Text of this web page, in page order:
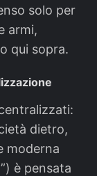
solo per
armi,
qui sopra.
dietro,
moderna
è pensata